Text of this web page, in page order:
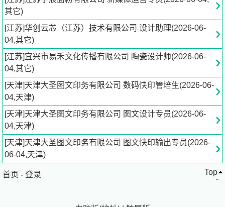
5、对方所有一定认知与了解。
（PS：请随简历附个人作品集，此为必要条件。）
薪资福利
薪酬区间：实习阶段：税前5000-5500元/月；
转正阶段：税前5500-6000元/月；
福利待遇：五险一金、周末双休、带薪年假、绩效奖金、定
期体检、节日福利、员工团建
联系方式：
联系人：史**
简历接收邮箱：s*********@fangsuo.com
公司介绍：
其它)
[江苏]华创云芯（江苏）技术有限公司 设计助理(2026-06-
04,其它)
[江苏]宜兴市易禾文化传播有限公司 陶瓷设计师(2026-06-
04,其它)
[天津]天津大圣图文印务有限公司 数码快印管培生(2026-06-
04,天津)
[天津]天津大圣图文印务有限公司 图文设计专员(2026-06-
04,天津)
[天津]天津大圣图文印务有限公司 图文快印输出专员(2026-
06-04,天津)
首页 - 登录 Top